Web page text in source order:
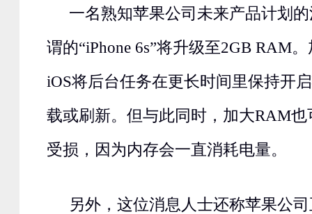
一名熟知苹果公司未来产品计划
谓的“iPhone 6s”将升级至2GB RAM
iOS将后台任务在更长时间里保持开
载或刷新。但与此同时，加大RAM
受损，因为内存会一直消耗电量。
另外，这位消息人士还称苹果公